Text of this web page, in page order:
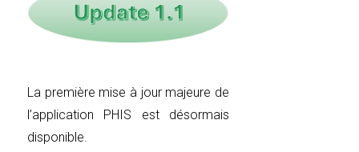
La première mise à jour majeure de
l’application PHIS est désormais
disponible.